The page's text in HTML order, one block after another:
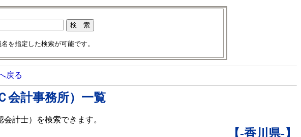
を指定した検索が可能です。
戻る
会計事務所）一覧
計士）を検索できます。
【-香川県-】